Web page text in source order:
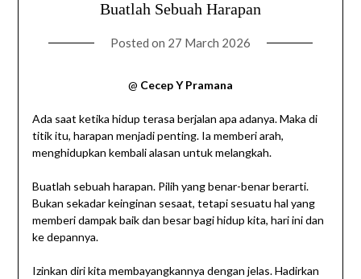
Buatlah Sebuah Harapan
Posted on 27 March 2026
@ Cecep Y Pramana
Ada saat ketika hidup terasa berjalan apa adanya. Maka di
titik itu, harapan menjadi penting. Ia memberi arah,
menghidupkan kembali alasan untuk melangkah.
Buatlah sebuah harapan. Pilih yang benar-benar berarti.
Bukan sekadar keinginan sesaat, tetapi sesuatu hal yang
memberi dampak baik dan besar bagi hidup kita, hari ini dan
ke depannya.
Izinkan diri kita membayangkannya dengan jelas. Hadirkan